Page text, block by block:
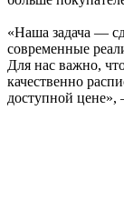
«Наша задача —
современные
Для нас важно,
качественно
доступной